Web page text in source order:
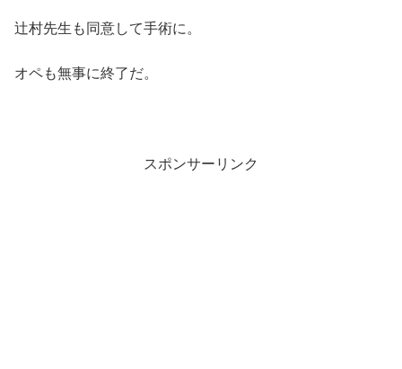
辻村先生も同意して手術に。
オペも無事に終了だ。
スポンサーリンク